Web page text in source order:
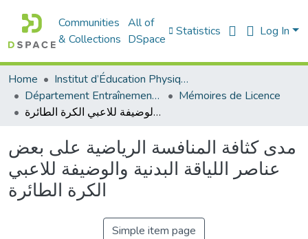
Communities
& Collections
All of
DSpace
Statistics Log In
Home
Institut d’Éducation Physique et Sportive
Département Entraînement Sportif (ES)
Mémoires de Licence
مدى كثافة المنافسة الرياضية على بعض عناصر اللياقة البدنية والوضيفة للاعبي الكرة الطائرة
مدى كثافة المنافسة الرياضية على بعض
عناصر اللياقة البدنية والوضيفة للاعبي
الكرة الطائرة
Simple item page